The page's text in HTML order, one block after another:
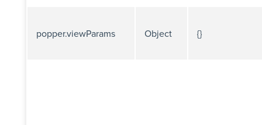
popper.viewParams Object {}